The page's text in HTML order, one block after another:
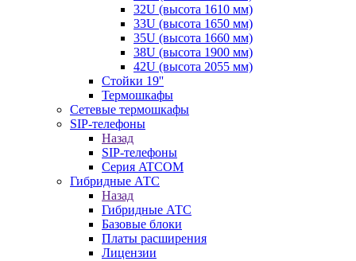
32U (высота 1610 мм)
33U (высота 1650 мм)
35U (высота 1660 мм)
38U (высота 1900 мм)
42U (высота 2055 мм)
Стойки 19''
Термошкафы
Сетевые термошкафы
SIP-телефоны
Назад
SIP-телефоны
Серия ATCOM
Гибридные АТС
Назад
Гибридные АТС
Базовые блоки
Платы расширения
Лицензии